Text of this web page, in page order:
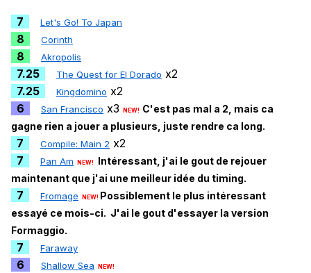
7 Let's Go! To Japan
8 Corinth
8 Akropolis
7.25 The Quest for El Dorado x2
7.25
Kingdomino x2
6
San Francisco x3 NEW! C'est pas mal a 2, mais ca
gagne rien a jouer a plusieurs, juste rendre ca long.
7 Compile: Main 2 x2
7
Pan Am NEW! Intéressant, j'ai le gout de rejouer
maintenant que j'ai une meilleur idée du timing.
7 Fromage NEW! Possiblement le plus intéressant
essayé ce mois-ci. J'ai le gout d'essayer la version
Formaggio.
7 Faraway
6 Shallow Sea NEW!